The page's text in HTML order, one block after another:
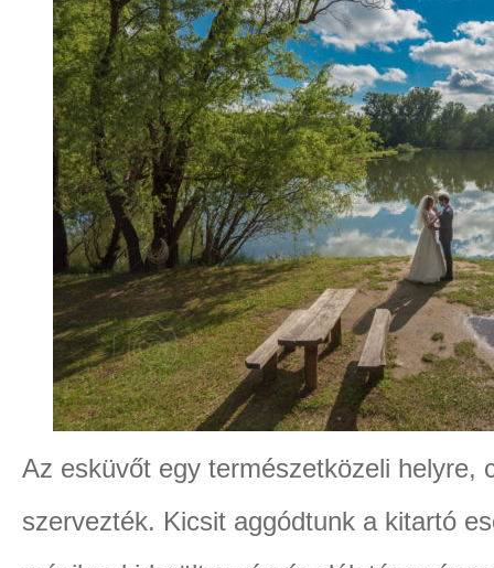
Az esküvőt egy természetközeli helyre,
szervezték. Kicsit aggódtunk a kitartó